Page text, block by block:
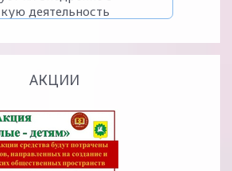
АКЦИИ